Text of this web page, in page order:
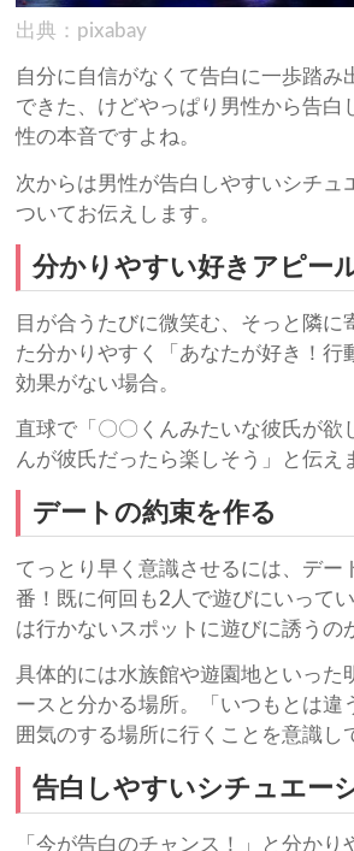
出典：pixabay
自分に自信がなくて告白に一歩踏み
できた、けどやっぱり男性から告白
性の本音ですよね。
次からは男性が告白しやすいシチュ
ついてお伝えします。
分かりやすい好きアピー
目が合うたびに微笑む、そっと隣に
た分かりやすく「あなたが好き！行
効果がない場合。
直球で「〇〇くんみたいな彼氏が欲
んが彼氏だったら楽しそう」と伝え
デートの約束を作る
てっとり早く意識させるには、デー
番！既に何回も2人で遊びにいって
は行かないスポットに遊びに誘うの
具体的には水族館や遊園地といった
ースと分かる場所。「いつもとは違
囲気のする場所に行くことを意識し
告白しやすいシチュエー
「今が告白のチャンス！」と分かり